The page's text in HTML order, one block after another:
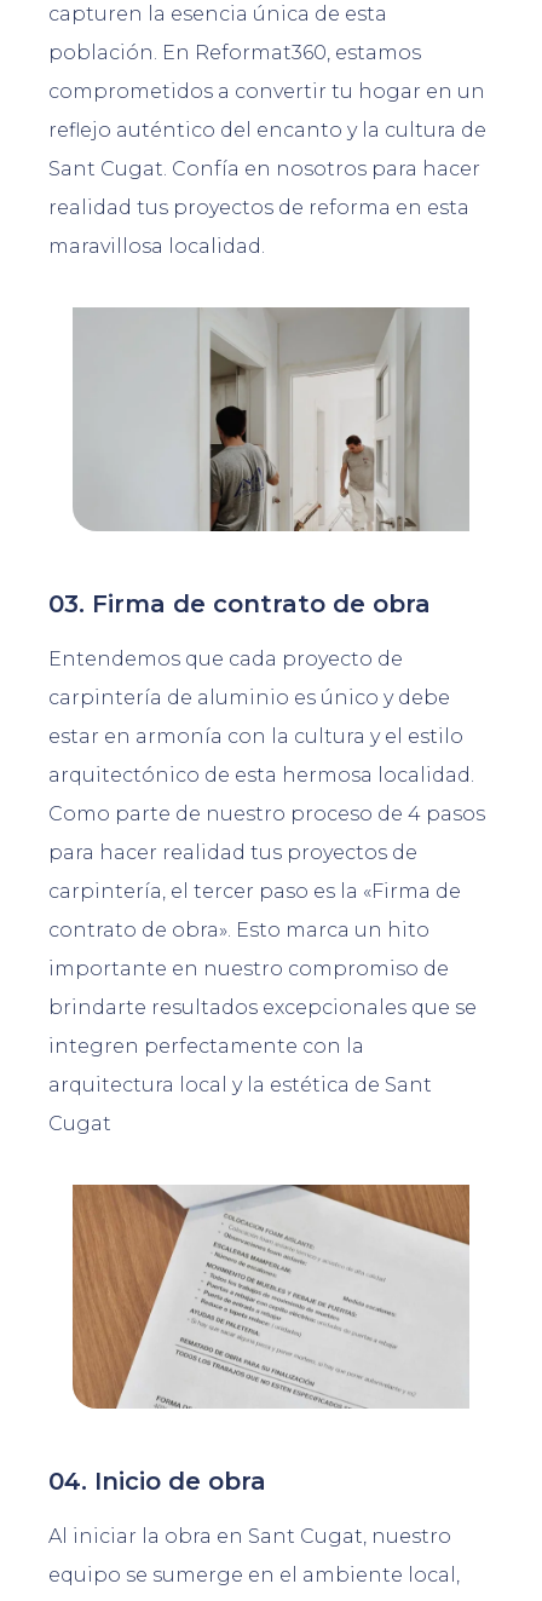
capturen la esencia única de esta
población. En Reformat360, estamos
comprometidos a convertir tu hogar en un
reflejo auténtico del encanto y la cultura de
Sant Cugat. Confía en nosotros para hacer
realidad tus proyectos de reforma en esta
maravillosa localidad.
03. Firma de contrato de obra
Entendemos que cada proyecto de
carpintería de aluminio es único y debe
estar en armonía con la cultura y el estilo
arquitectónico de esta hermosa localidad.
Como parte de nuestro proceso de 4 pasos
para hacer realidad tus proyectos de
carpintería, el tercer paso es la «Firma de
contrato de obra». Esto marca un hito
importante en nuestro compromiso de
brindarte resultados excepcionales que se
integren perfectamente con la
arquitectura local y la estética de Sant
Cugat
04. Inicio de obra
Al iniciar la obra en Sant Cugat, nuestro
equipo se sumerge en el ambiente local,